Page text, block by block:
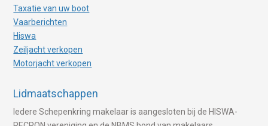
Taxatie van uw boot
Vaarberichten
Hiswa
Zeiljacht verkopen
Motorjacht verkopen
Lidmaatschappen
Iedere Schepenkring makelaar is aangesloten bij de HISWA-